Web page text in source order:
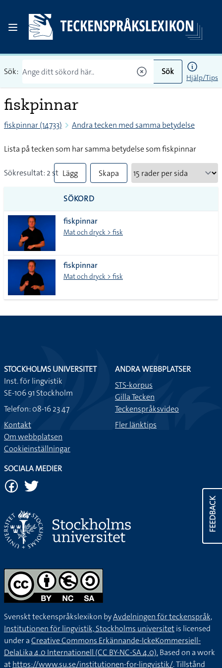
Sök: Sök
Hjälp/Tips
fiskpinnar
fiskpinnar (14733) Andra tecken med samma betydelse
Lista på tecken som har samma betydelse som fiskpinnar
Sökresultat: 2 st Lägg
till
alla i
lista
Skapa
SÖKORD
fiskpinnar
Mat och dryck > fisk
fiskpinnar
Mat och dryck > fisk
FEEDBACK
STOCKHOLMS UNIVERSITET
Inst. för lingvistik
SE-106 91 Stockholm
Telefon: 08-16 23 47
Kontakt
Om webbplatsen
Cookieinställningar
ANDRA WEBBPLATSER
STS-korpus
Gilla Tecken
Teckenspråksvideo
Fler länktips
SOCIALA MEDIER
Svenskt teckenspråkslexikon byAvdelningen för teckenspråk,
Institutionen för lingvistik, Stockholms universitetis licensed
under aCreative Commons Erkännande-IckeKommersiell-
DelaLika 4.0 Internationell (CC BY-NC-SA 4.0).Based on a work
athttps://www.su.se/institutionen-for-lingvistik/. Tillstånd